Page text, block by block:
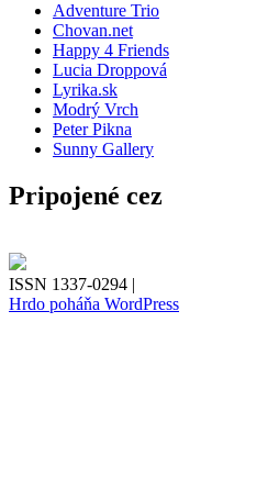
Adventure Trio
Chovan.net
Happy 4 Friends
Lucia Droppová
Lyrika.sk
Modrý Vrch
Peter Pikna
Sunny Gallery
Pripojené cez
ISSN 1337-0294 |
Hrdo poháňa WordPress